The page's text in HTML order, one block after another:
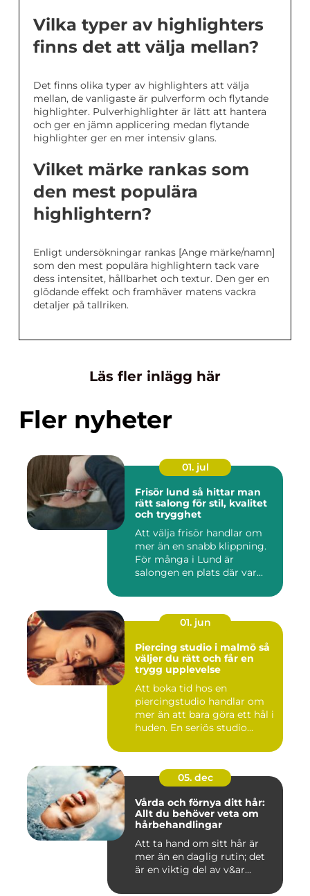
Vilka typer av highlighters
finns det att välja mellan?
Det finns olika typer av highlighters att välja
mellan, de vanligaste är pulverform och flytande
highlighter. Pulverhighlighter är lätt att hantera
och ger en jämn applicering medan flytande
highlighter ger en mer intensiv glans.
Vilket märke rankas som
den mest populära
highlightern?
Enligt undersökningar rankas [Ange märke/namn]
som den mest populära highlightern tack vare
dess intensitet, hållbarhet och textur. Den ger en
glödande effekt och framhäver matens vackra
detaljer på tallriken.
Läs fler inlägg här
Fler nyheter
01. jul
Frisör lund så hittar man
rätt salong för stil, kvalitet
och trygghet
Att välja frisör handlar om
mer än en snabb klippning.
För många i Lund är
salongen en plats där var...
01. jun
Piercing studio i malmö så
väljer du rätt och får en
trygg upplevelse
Att boka tid hos en
piercingstudio handlar om
mer än att bara göra ett hål i
huden. En seriös studio...
05. dec
Vårda och förnya ditt hår:
Allt du behöver veta om
hårbehandlingar
Att ta hand om sitt hår är
mer än en daglig rutin; det
är en viktig del av v&ar...